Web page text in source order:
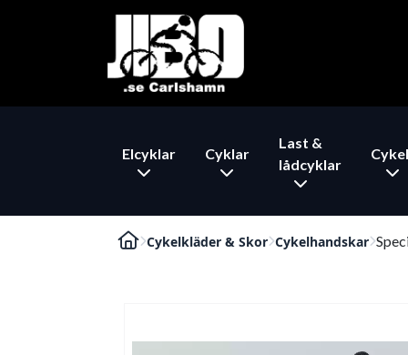
Elcyklar Cyklar
Last &
lådcyklar
Cykelkläder & Skor Cykelhandskar